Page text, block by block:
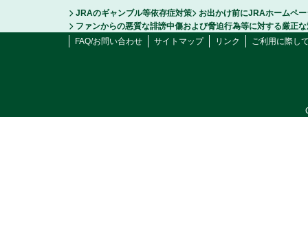
JRAのギャンブル等依存症対策
お出かけ前にJRAホームペ
ファンからの悪質な誹謗中傷および脅迫行為等に対する厳正
FAQ/お問い合わせ
サイトマップ リンク ご利用に際し